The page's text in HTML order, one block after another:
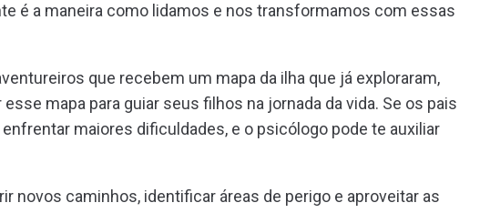
é a maneira como lidamos e nos transformamos com essas
que recebem um mapa da ilha que já exploraram,
mapa para guiar seus filhos na jornada da vida. Se os pais
maiores dificuldades, e o psicólogo pode te auxiliar
novos caminhos, identificar áreas de perigo e aproveitar as